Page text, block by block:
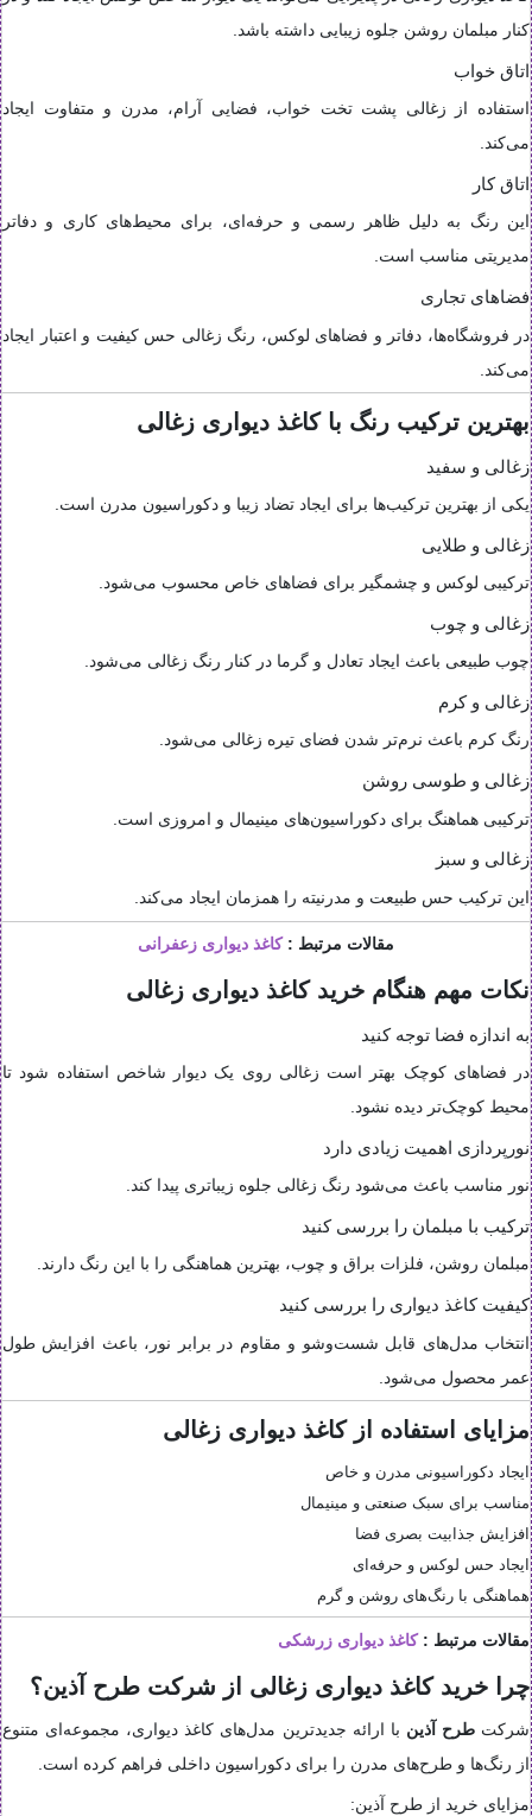
کنار مبلمان روشن جلوه زیبایی داشته باشد.
اتاق خواب
استفاده از زغالی پشت تخت خواب، فضایی آرام، مدرن و متفاوت ایجاد
می‌کند.
اتاق کار
این رنگ به دلیل ظاهر رسمی و حرفه‌ای، برای محیط‌های کاری و دفاتر
مدیریتی مناسب است.
فضاهای تجاری
در فروشگاه‌ها، دفاتر و فضاهای لوکس، رنگ زغالی حس کیفیت و اعتبار ایجاد
می‌کند.
بهترین ترکیب رنگ با کاغذ دیواری زغالی
زغالی و سفید
یکی از بهترین ترکیب‌ها برای ایجاد تضاد زیبا و دکوراسیون مدرن است.
زغالی و طلایی
ترکیبی لوکس و چشمگیر برای فضاهای خاص محسوب می‌شود.
زغالی و چوب
چوب طبیعی باعث ایجاد تعادل و گرما در کنار رنگ زغالی می‌شود.
زغالی و کرم
رنگ کرم باعث نرم‌تر شدن فضای تیره زغالی می‌شود.
زغالی و طوسی روشن
ترکیبی هماهنگ برای دکوراسیون‌های مینیمال و امروزی است.
زغالی و سبز
این ترکیب حس طبیعت و مدرنیته را همزمان ایجاد می‌کند.
مقالات مرتبط :کاغذ دیواری زعفرانی
نکات مهم هنگام خرید کاغذ دیواری زغالی
به اندازه فضا توجه کنید
در فضاهای کوچک بهتر است زغالی روی یک دیوار شاخص استفاده شود تا
محیط کوچک‌تر دیده نشود.
نورپردازی اهمیت زیادی دارد
نور مناسب باعث می‌شود رنگ زغالی جلوه زیباتری پیدا کند.
ترکیب با مبلمان را بررسی کنید
مبلمان روشن، فلزات براق و چوب، بهترین هماهنگی را با این رنگ دارند.
کیفیت کاغذ دیواری را بررسی کنید
انتخاب مدل‌های قابل شست‌وشو و مقاوم در برابر نور، باعث افزایش طول
عمر محصول می‌شود.
مزایای استفاده از کاغذ دیواری زغالی
ایجاد دکوراسیونی مدرن و خاص
مناسب برای سبک صنعتی و مینیمال
افزایش جذابیت بصری فضا
ایجاد حس لوکس و حرفه‌ای
هماهنگی با رنگ‌های روشن و گرم
مقالات مرتبط :کاغذ دیواری زرشکی
چرا خرید کاغذ دیواری زغالی از شرکت طرح آذین؟
شرکتطرح آذین با ارائه جدیدترین مدل‌های کاغذ دیواری، مجموعه‌ای متنوع
از رنگ‌ها و طرح‌های مدرن را برای دکوراسیون داخلی فراهم کرده است.
مزایای خرید از طرح آذین: